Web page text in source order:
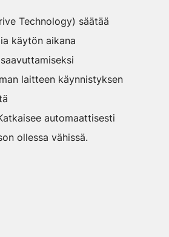
Technology) säätää
käytön aikana
laitteen käynnistyksen
automaattisesti
ollessa vähissä.